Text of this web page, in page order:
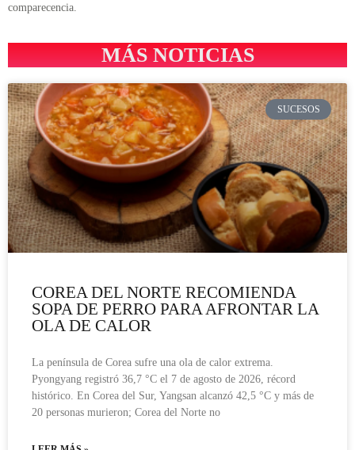
comparecencia.
MÁS NOTICIAS
SUCESOS
COREA DEL NORTE RECOMIENDA
SOPA DE PERRO PARA AFRONTAR LA
OLA DE CALOR
La península de Corea sufre una ola de calor extrema.
Pyongyang registró 36,7 °C el 7 de agosto de 2026, récord
histórico. En Corea del Sur, Yangsan alcanzó 42,5 °C y más de
20 personas murieron; Corea del Norte no